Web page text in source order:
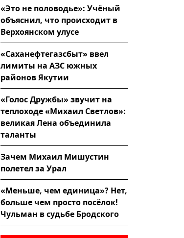
«Это не половодье»: Учёный
объяснил, что происходит в
Верхоянском улусе
«Саханефтегазсбыт» ввел
лимиты на АЗС южных
районов Якутии
«Голос Дружбы» звучит на
теплоходе «Михаил Светлов»:
великая Лена объединила
таланты
Зачем Михаил Мишустин
полетел за Урал
«Меньше, чем единица»? Нет,
больше чем просто посёлок!
Чульман в судьбе Бродского